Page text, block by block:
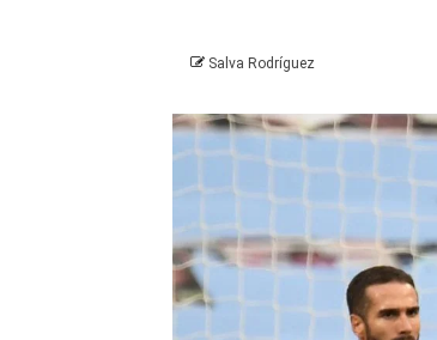
Salva Rodríguez